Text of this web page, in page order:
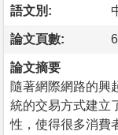
語文別:
論文頁數:
論文摘要
隨著網際網路的興
統的交易方式建立
性，使得很多消費